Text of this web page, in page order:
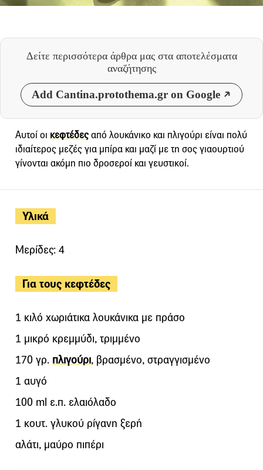
Δείτε περισσότερα άρθρα μας στα αποτελέσματα
αναζήτησης
Add Cantina.protothema.gr on Google
Υλικά
Μερίδες: 4
Για τους κεφτέδες
1 κιλό χωριάτικα λουκάνικα με πράσο
1 μικρό κρεμμύδι, τριμμένο
170 γρ. πλιγούρι, βρασμένο, στραγγισμένο
1 αυγό
100 ml ε.π. ελαιόλαδο
1 κουτ. γλυκού ρίγανη ξερή
αλάτι, μαύρο πιπέρι
Αυτοί οι κεφτέδεςαπό λουκάνικο και πλιγούρι είναι πολύ
ιδιαίτερος μεζές για μπίρα και μαζί με τη σος γιαουρτιού
γίνονται ακόμη πιο δροσεροί και γευστικοί.